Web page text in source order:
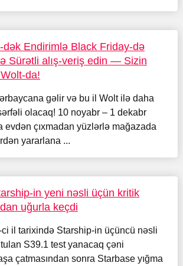
dək Endirimlə Black Friday-də
Sürətli alış-veriş edin — Sizin
da!
gəlir və bu il Wolt ilə daha
olacaq! 10 noyabr – 1 dekabr
evdən çıxmadan yüzlərlə mağazada
yararlana ...
in yeni nəsli üçün kritik
uğurla keçdi
il tarixində Starship-in üçüncü nəsli
S39.1 test yanacaq çəni
çatmasından sonra Starbase yığma